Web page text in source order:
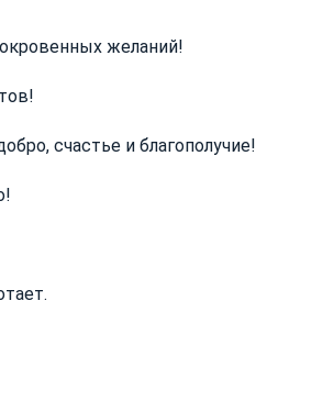
желаний!
счастье и благополучие!